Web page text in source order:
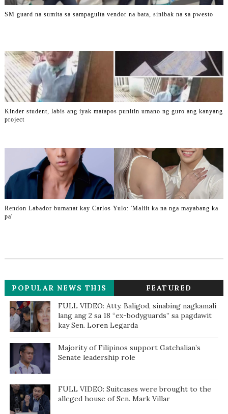
SM guard na sumita sa sampaguita vendor na bata, sinibak na sa pwesto
Kinder student, labis ang iyak matapos punitin umano ng guro ang kanyang
project
Rendon Labador bumanat kay Carlos Yulo: 'Maliit ka na nga mayabang ka
pa'
POPULAR NEWS THIS
WEEK
FEATURED
FULL VIDEO: Atty. Baligod, sinabing nagkamali
lang ang 2 sa 18 “ex-bodyguards” sa pagdawit
kay Sen. Loren Legarda
Majority of Filipinos support Gatchalian’s
Senate leadership role
FULL VIDEO: Suitcases were brought to the
alleged house of Sen. Mark Villar